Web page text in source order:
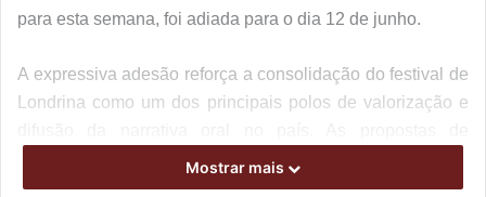
para esta semana, foi adiada para o dia 12 de junho.
A expressiva adesão reforça a consolidação do festival de
Londrina como um dos principais polos de valorização e
espetáculos e oficinas selecionadas vão compor a
programação de aniversário de 15 anos do Encontro, com
Mostrar mais